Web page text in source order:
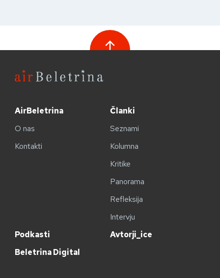
AirBeletrina
O nas
Kontakti
Članki
Seznami
Kolumna
Kritike
Panorama
Refleksija
Intervju
Podkasti
Avtorji_ice
Beletrina Digital